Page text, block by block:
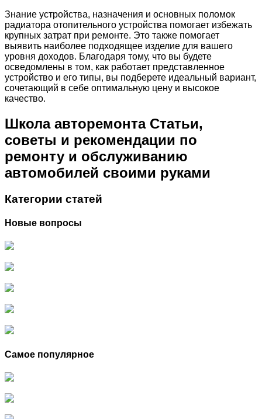
Знание устройства, назначения и основных поломок
радиатора отопительного устройства помогает избежать
крупных затрат при ремонте. Это также помогает
выявить наиболее подходящее изделие для вашего
уровня доходов. Благодаря тому, что вы будете
осведомлены в том, как работает представленное
устройство и его типы, вы подберете идеальный вариант,
сочетающий в себе оптимальную цену и высокое
качество.
Школа авторемонта Статьи,
советы и рекомендации по
ремонту и обслуживанию
автомобилей своими руками
Категории статей
Новые вопросы
Самое популярное